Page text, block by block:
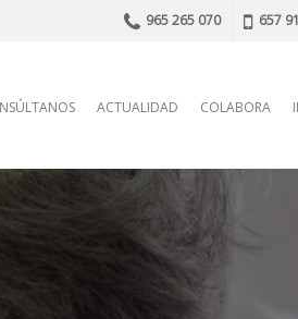
965 265 070 657
ACTUALIDAD COLABORA